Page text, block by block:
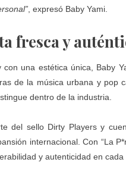
, expresó Baby Yami.
fresca y
con una estética única, Baby
de la música urbana y pop
dentro de la industria.
del sello Dirty Players y
internacional. Con “La
y autenticidad en